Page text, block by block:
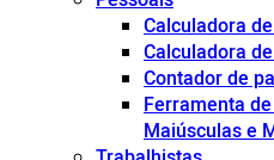
Calculadora
Calculadora
Contador de
Ferramenta
Maiúsculas e